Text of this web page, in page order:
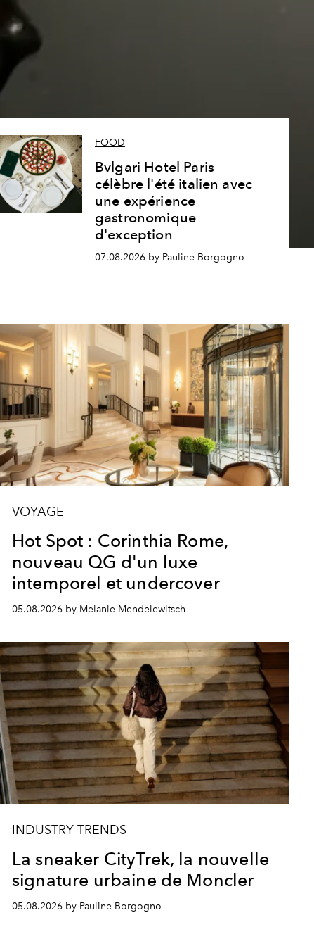
FOOD
Bvlgari Hotel Paris
célèbre l'été italien avec
une expérience
gastronomique
d'exception
07.08.2026 by Pauline Borgogno
VOYAGE
Hot Spot : Corinthia Rome,
nouveau QG d'un luxe
intemporel et undercover
05.08.2026 by Melanie Mendelewitsch
INDUSTRY TRENDS
La sneaker CityTrek, la nouvelle
signature urbaine de Moncler
05.08.2026 by Pauline Borgogno